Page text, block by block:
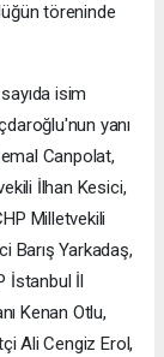
töreninde
isim
yanı
Canpolat,
İlhan Kesici,
Milletvekili
Barış Yarkadaş,
İstanbul İl
Kenan Otlu,
Ali Cengiz Erol,